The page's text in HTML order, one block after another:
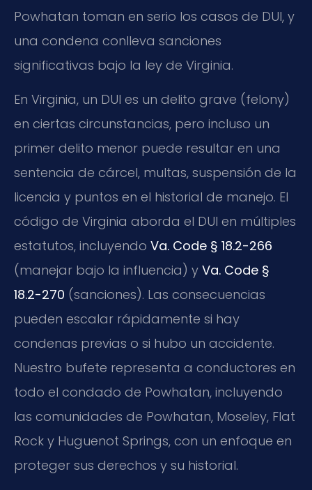
Powhatan toman en serio los casos de DUI, y
una condena conlleva sanciones
significativas bajo la ley de Virginia.
En Virginia, un DUI es un delito grave (felony)
en ciertas circunstancias, pero incluso un
primer delito menor puede resultar en una
sentencia de cárcel, multas, suspensión de la
licencia y puntos en el historial de manejo. El
código de Virginia aborda el DUI en múltiples
estatutos, incluyendo Va. Code § 18.2-266
(manejar bajo la influencia) y Va. Code §
18.2-270 (sanciones). Las consecuencias
pueden escalar rápidamente si hay
condenas previas o si hubo un accidente.
Nuestro bufete representa a conductores en
todo el condado de Powhatan, incluyendo
las comunidades de Powhatan, Moseley, Flat
Rock y Huguenot Springs, con un enfoque en
proteger sus derechos y su historial.